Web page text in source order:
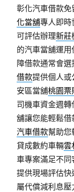
彰化汽車借款
化當舖專人即時
可評估辦理新莊
的汽車當舖運
障借款通常會
借款提供個人
安區當舖桃園票
司機車資金週轉
舖讓您能輕鬆
汽車借款幫助
貸成數約車輛雲
車專案滿足不
提供現場評估
屬代償減利息